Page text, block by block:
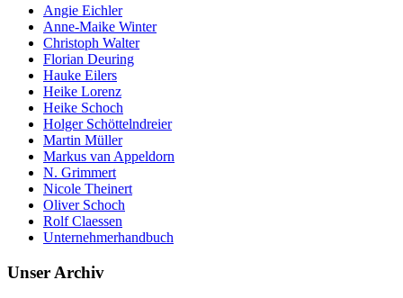
Angie Eichler
Anne-Maike Winter
Christoph Walter
Florian Deuring
Hauke Eilers
Heike Lorenz
Heike Schoch
Holger Schöttelndreier
Martin Müller
Markus van Appeldorn
N. Grimmert
Nicole Theinert
Oliver Schoch
Rolf Claessen
Unternehmerhandbuch
Unser Archiv